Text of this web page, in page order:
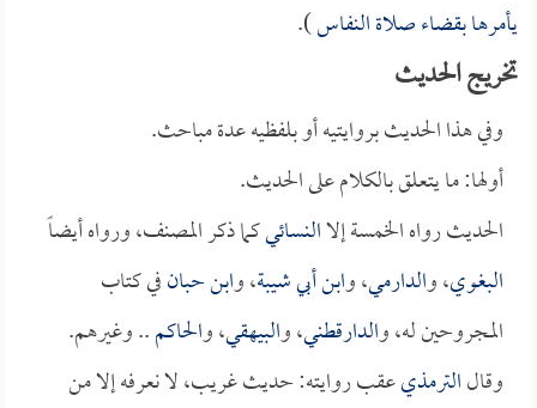
يأمرها بقضاء صلاة النفاس).
تخريج الحديث
وفي هذا الحديث بروايتيه أو بلفظيه عدة مباحث.
أولها: ما يتعلق بالكلام على الحديث.
الحديث رواه الخمسة إلاالنسائيكما ذكر المصنف، ورواه أيضاً
البغوي، والدارمي، وابن أبي شيبة، وابن حبانفي كتاب
المجروحين له، والدارقطني، والبيهقي، والحاكم.. وغيرهم.
وقالالترمذيعقب روايته: حديث غريب، لا نعرفه إلا من